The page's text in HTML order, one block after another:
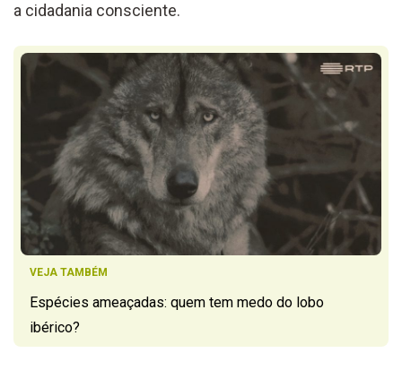
a cidadania consciente.
VEJA TAMBÉM
Espécies ameaçadas: quem tem medo do lobo
ibérico?